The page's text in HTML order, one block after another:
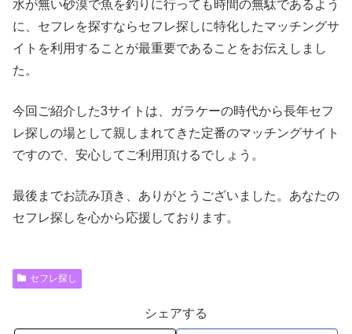
水が無い砂漠で魚を釣りに行っても時間の無駄であるよう
に、セフレを探すならセフレ探しに特化したマッチングサ
イトを利用することが最重要であることをお伝えしまし
た。
今回ご紹介した3サイトは、ガラケーの時代から長年セフ
レ探しの場として親しまれてきた定番のマッチングサイト
ですので、安心してご利用頂けるでしょう。
最後までお読み頂き、ありがとうございました。あなたの
セフレ探しを心から応援しております。
セフレ探し
シェアする